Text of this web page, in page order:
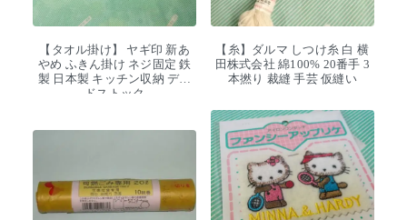
【タオル掛け】 ヤギ印 新あ
やめ ふきん掛け ネジ固定 鉄
製 日本製 キッチン収納 デッ
ドストック
【糸】ダルマ しつけ糸 白 横
田株式会社 綿100% 20番手 3
本撚り 裁縫 手芸 仮縫い